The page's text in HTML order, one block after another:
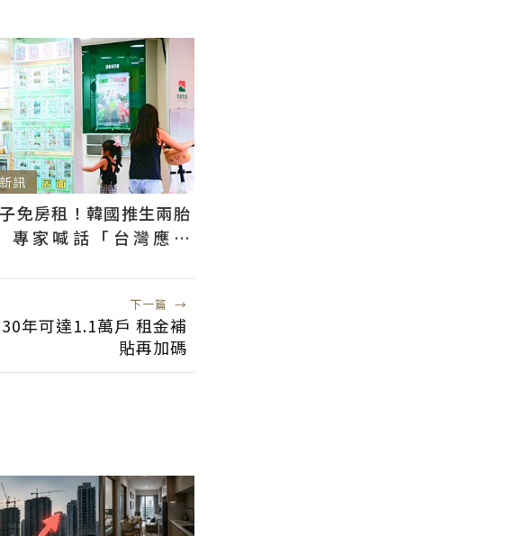
訊
免房租！韓國推生兩胎
專家喊話「台灣應學
下一篇 →
年可達1.1萬戶 租金補
貼再加碼